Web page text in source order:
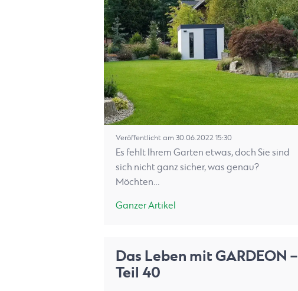
Veröffentlicht am 30.06.2022 15:30
Es fehlt Ihrem Garten etwas, doch Sie sind
sich nicht ganz sicher, was genau?
Möchten…
Ganzer Artikel
Das Leben mit GARDEON –
Teil 40